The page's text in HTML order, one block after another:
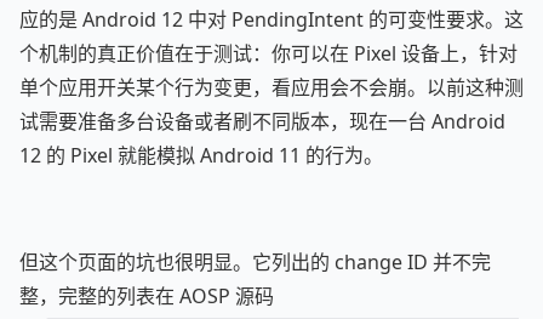
应的是 Android 12 中对 PendingIntent 的可变性要求。这
个机制的真正价值在于测试：你可以在 Pixel 设备上，针对
单个应用开关某个行为变更，看应用会不会崩。以前这种测
试需要准备多台设备或者刷不同版本，现在一台 Android
12 的 Pixel 就能模拟 Android 11 的行为。
但这个页面的坑也很明显。它列出的 change ID 并不完
整，完整的列表在 AOSP 源码